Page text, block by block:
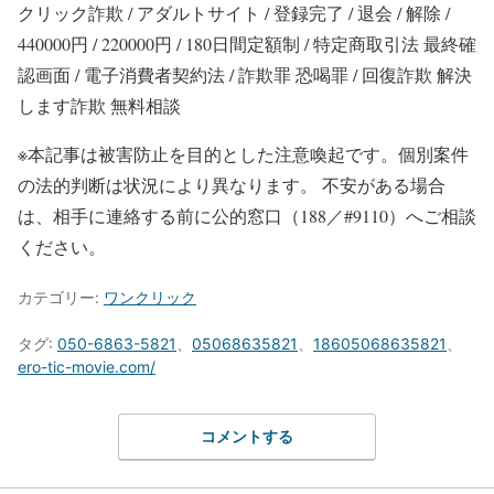
クリック詐欺 / アダルトサイト / 登録完了 / 退会 / 解除 /
440000円 / 220000円 / 180日間定額制 / 特定商取引法 最終確
認画面 / 電子消費者契約法 / 詐欺罪 恐喝罪 / 回復詐欺 解決
します詐欺 無料相談
※本記事は被害防止を目的とした注意喚起です。個別案件
の法的判断は状況により異なります。 不安がある場合
は、相手に連絡する前に公的窓口（188／#9110）へご相談
ください。
カテゴリー: ワンクリック
タグ: 050-6863-5821 05068635821 18605068635821
ero-tic-movie.com/
コメントする